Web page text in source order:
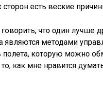
сторон есть веские
что один лучше
являются методами
полета, которую можно
как мне нравится